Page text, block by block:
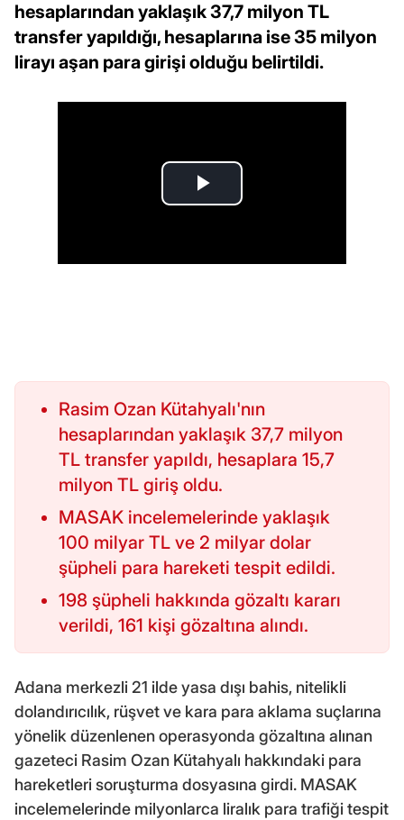
hesaplarından yaklaşık 37,7 milyon TL
transfer yapıldığı, hesaplarına ise 35 milyon
lirayı aşan para girişi olduğu belirtildi.
Rasim Ozan Kütahyalı'nın
hesaplarından yaklaşık 37,7 milyon
TL transfer yapıldı, hesaplara 15,7
milyon TL giriş oldu.
MASAK incelemelerinde yaklaşık
100 milyar TL ve 2 milyar dolar
şüpheli para hareketi tespit edildi.
198 şüpheli hakkında gözaltı kararı
verildi, 161 kişi gözaltına alındı.
Adana merkezli 21 ilde yasa dışı bahis, nitelikli
dolandırıcılık, rüşvet ve kara para aklama suçlarına
yönelik düzenlenen operasyonda gözaltına alınan
gazeteci Rasim Ozan Kütahyalı hakkındaki para
hareketleri soruşturma dosyasına girdi. MASAK
incelemelerinde milyonlarca liralık para trafiği tespit